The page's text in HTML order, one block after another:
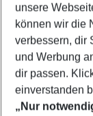
unsere
können wir die
verbessern, dir
und Werbung
dir passen.
einverstanden
„Nur